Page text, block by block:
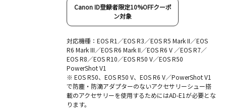
Canon ID登録者限定10%OFFクーポ
ン対象
対応機種：EOS R1／EOS R3／EOS R5 Mark II／EOS
R6 Mark III／EOS R6 Mark II／EOS R6 V ／EOS R7／
EOS R8／EOS R10／EOS R50 V／EOS R50
PowerShot V1
※ EOS R50、EOS R50 V、EOS R6 V／PowerShot V1
で防塵・防滴アダプターのないアクセサリーシュー搭
載のアクセサリーを使用するためにはAD-E1が必要とな
ります。